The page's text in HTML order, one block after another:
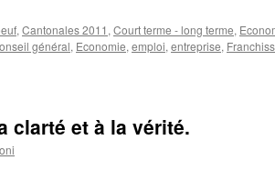
, Cantonales 2011 , Court terme - long terme,
général, Economie, emploi, entreprise,
clarté et à la vérité.